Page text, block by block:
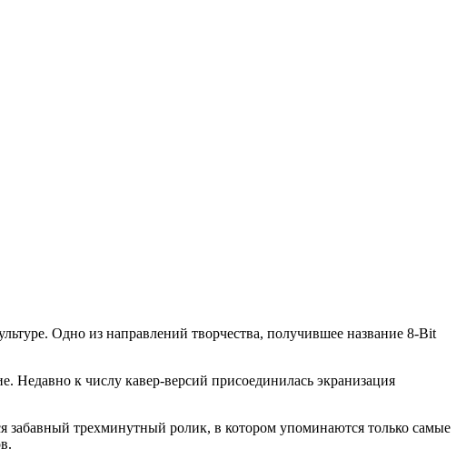
Одно из направлений творчества, получившее название 8-Bit
Недавно к числу кавер-версий присоединилась экранизация
забавный трехминутный ролик, в котором упоминаются только самые